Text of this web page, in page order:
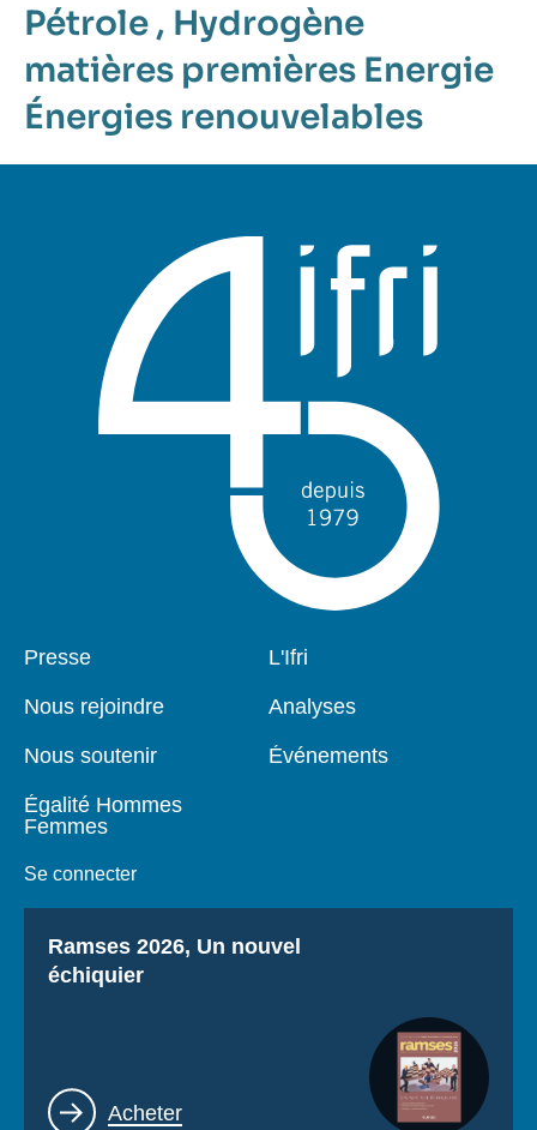
Pétrole , Hydrogène
matières premières Energie
Énergies renouvelables
Pied
Presse
Nous rejoindre
Nous soutenir
Égalité Hommes
Femmes
Se connecter
Navigation
L'Ifri
Analyses
Événements
Titre
Ramses 2026, Un nouvel
échiquier
Lien
Acheter